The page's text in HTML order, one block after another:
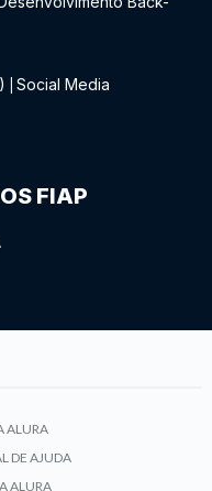
Social Media
FIAP
ALURA
DE AJUDA
ALURA